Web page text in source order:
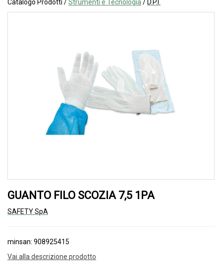
Catalogo Prodotti /Strumenti e Tecnologia / D.P.I.
GUANTO FILO SCOZIA 7,5 1PA
SAFETY SpA
minsan: 908925415
Vai alla descrizione prodotto